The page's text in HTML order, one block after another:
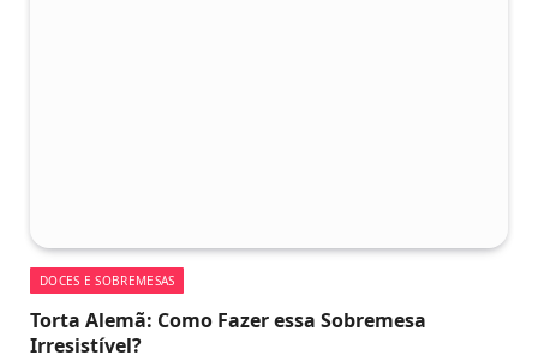
DOCES E SOBREMESAS
Torta Alemã: Como Fazer essa Sobremesa
Irresistível?